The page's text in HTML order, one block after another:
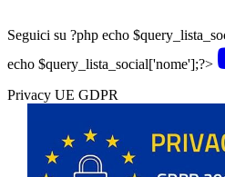
Seguici su ?php echo
echo $query_lista_social['nome'];?>
Privacy UE GDPR